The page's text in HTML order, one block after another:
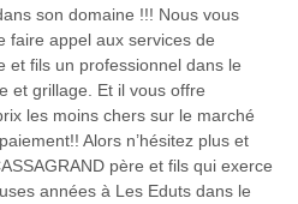
son domaine !!! Nous vous
faire appel aux services de
et fils un professionnel dans le
et grillage. Et il vous offre
les moins chers sur le marché
Alors n’hésitez plus et
père et fils qui exerce
années à Les Eduts dans le